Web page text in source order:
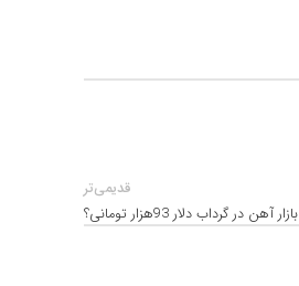
قدیمی‌تر
بازار آهن در گرداب دلار 93هزار تومانی؟